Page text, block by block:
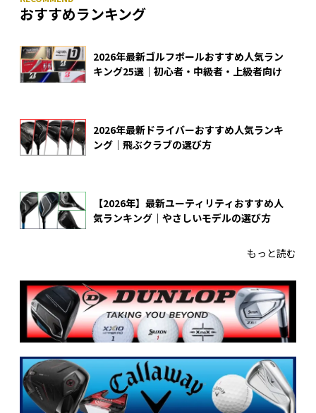
おすすめランキング
2026年最新ゴルフボールおすすめ人気ラン
キング25選｜初心者・中級者・上級者向け
2026年最新ドライバーおすすめ人気ランキ
ング｜飛ぶクラブの選び方
【2026年】最新ユーティリティおすすめ人
気ランキング｜やさしいモデルの選び方
もっと読む